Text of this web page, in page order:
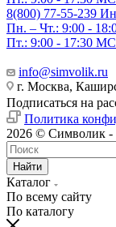
8(800) 77-55-239
Пн. – Чт.: 9:00 -
Пт.: 9:00 - 17:30
info@simvolik.ru
г. Москва,
Подписаться на
Политика
2026 © Символик -
Найти
Каталог
По всему сайту
По каталогу